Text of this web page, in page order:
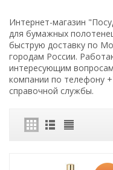
Интернет-магазин
для бумажных
быструю доставку по
городам России.
интересующим
компании по телефону
справочной службы.